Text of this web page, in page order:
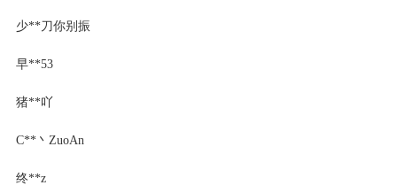
少**刀你别振
早**53
猪**吖
C**丶ZuoАn
终**z